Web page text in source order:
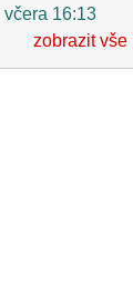
včera 16:13
zobrazit vše